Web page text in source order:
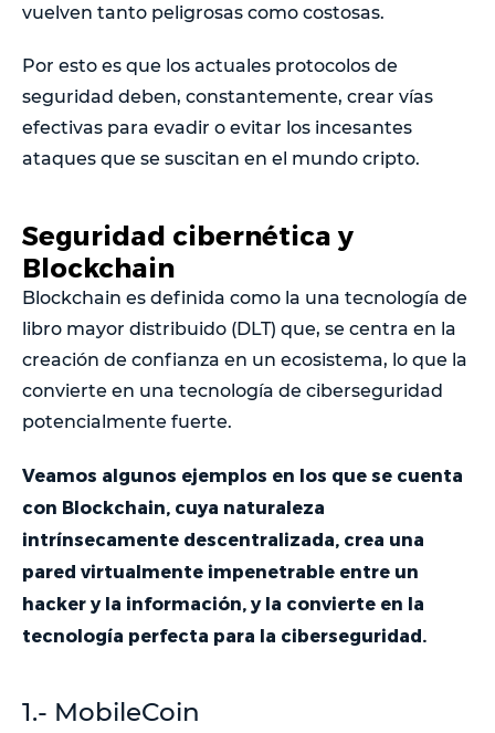
vuelven tanto peligrosas como costosas.
Por esto es que los actuales protocolos de
seguridad deben, constantemente, crear vías
efectivas para evadir o evitar los incesantes
ataques que se suscitan en el mundo cripto.
Seguridad cibernética y
Blockchain
Blockchain es definida como la una tecnología de
libro mayor distribuido (DLT) que, se centra en la
creación de confianza en un ecosistema, lo que la
convierte en una tecnología de ciberseguridad
potencialmente fuerte.
Veamos algunos ejemplos en los que se cuenta
con Blockchain, cuya naturaleza
intrínsecamente descentralizada, crea una
pared virtualmente impenetrable entre un
hacker y la información, y la convierte en la
tecnología perfecta para la ciberseguridad.
1.- MobileCoin